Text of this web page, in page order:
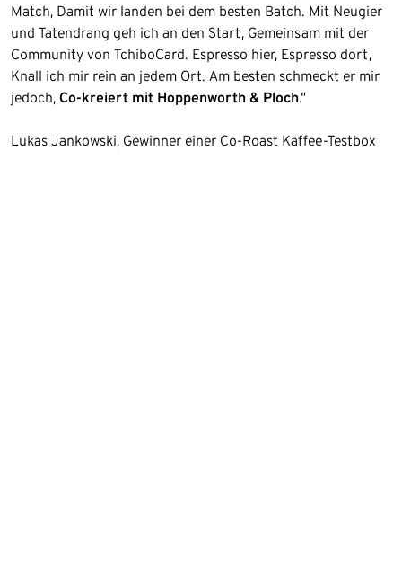
Match, Damit wir landen bei dem besten Batch. Mit Neugier
und Tatendrang geh ich an den Start, Gemeinsam mit der
Community von TchiboCard. Espresso hier, Espresso dort,
Knall ich mir rein an jedem Ort. Am besten schmeckt er mir
jedoch, Co-kreiert mit Hoppenworth & Ploch.“
Lukas Jankowski, Gewinner einer Co-Roast Kaffee-Testbox